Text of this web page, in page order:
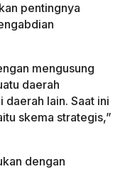
pentingnya
mengusung
daerah
lain. Saat ini
skema strategis,”
dengan